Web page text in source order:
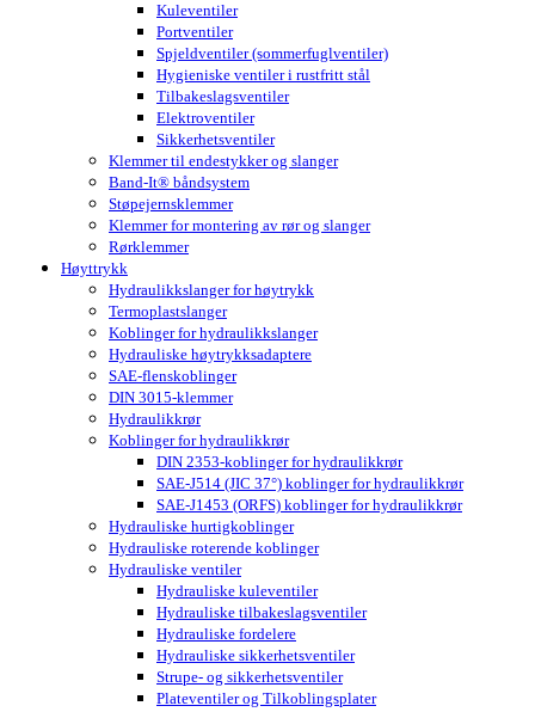
Kuleventiler
Portventiler
Spjeldventiler (sommerfuglventiler)
Hygieniske ventiler i rustfritt stål
Tilbakeslagsventiler
Elektroventiler
Sikkerhetsventiler
Klemmer til endestykker og slanger
Band-It® båndsystem
Støpejernsklemmer
Klemmer for montering av rør og slanger
Rørklemmer
Høyttrykk
Hydraulikkslanger for høytrykk
Termoplastslanger
Koblinger for hydraulikkslanger
Hydrauliske høytrykksadaptere
SAE-flenskoblinger
DIN 3015-klemmer
Hydraulikkrør
Koblinger for hydraulikkrør
DIN 2353-koblinger for hydraulikkrør
SAE-J514 (JIC 37°) koblinger for hydraulikkrør
SAE-J1453 (ORFS) koblinger for hydraulikkrør
Hydrauliske hurtigkoblinger
Hydrauliske roterende koblinger
Hydrauliske ventiler
Hydrauliske kuleventiler
Hydrauliske tilbakeslagsventiler
Hydrauliske fordelere
Hydrauliske sikkerhetsventiler
Strupe- og sikkerhetsventiler
Plateventiler og Tilkoblingsplater